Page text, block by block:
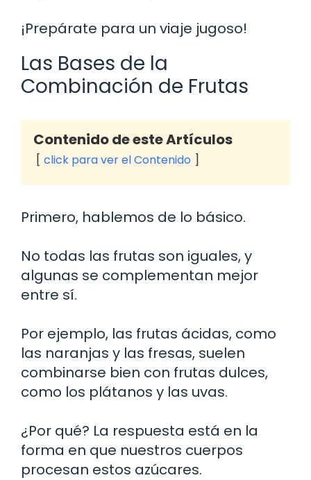
¡Prepárate para un viaje jugoso!
Las Bases de la
Combinación de Frutas
Contenido de este Artículos
click para ver el Contenido
Primero, hablemos de lo básico.
No todas las frutas son iguales, y
algunas se complementan mejor
entre sí.
Por ejemplo, las frutas ácidas, como
las naranjas y las fresas, suelen
combinarse bien con frutas dulces,
como los plátanos y las uvas.
¿Por qué? La respuesta está en la
forma en que nuestros cuerpos
procesan estos azúcares.